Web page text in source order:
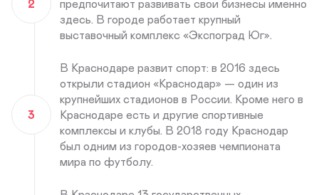
2
предпочитают развивать свои бизнесы именно
здесь. В городе работает крупный
выставочный комплекс «Экспоград Юг».
3
В Краснодаре развит спорт: в 2016 здесь
открыли стадион «Краснодар» — один из
крупнейших стадионов в России. Кроме него в
Краснодаре есть и другие спортивные
комплексы и клубы. В 2018 году Краснодар
был одним из городов-хозяев чемпионата
мира по футболу.